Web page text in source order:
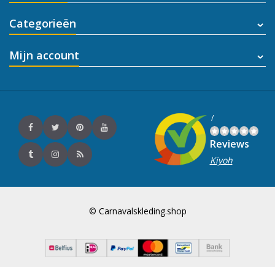
Categorieën
Mijn account
/
Reviews
Kiyoh
© Carnavalskleding.shop